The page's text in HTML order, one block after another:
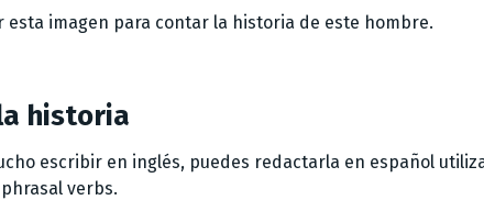
esta imagen para contar la historia de este hombre.
historia
escribir en inglés, puedes redactarla en español
verbs.